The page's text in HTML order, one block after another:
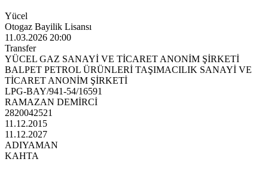
Yücel
Otogaz Bayilik Lisansı
11.03.2026 20:00
Transfer
YÜCEL GAZ SANAYİ VE TİCARET ANONİM ŞİRKETİ
BALPET PETROL ÜRÜNLERİ TAŞIMACILIK SANAYİ VE
TİCARET ANONİM ŞİRKETİ
LPG-BAY/941-54/16591
RAMAZAN DEMİRCİ
2820042521
11.12.2015
11.12.2027
ADIYAMAN
KAHTA